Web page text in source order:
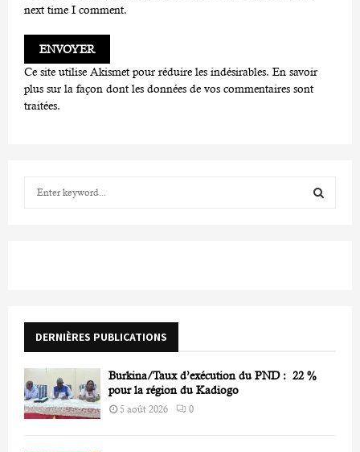
next time I comment.
Ce site utilise Akismet pour réduire les indésirables. En savoir
plus sur la façon dont les données de vos commentaires sont
traitées.
r
DERNIÈRES PUBLICATIONS
Burkina/Taux d’exécution du PND : 22 %
pour la région du Kadiogo
5 août 2026 0